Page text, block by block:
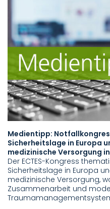
Medientipp:
Sicherheitslage in Europa
medizinische Versorgung
Der ECTES-Kongress
Sicherheitslage in Europa
medizinische Versorgung,
Zusammenarbeit und